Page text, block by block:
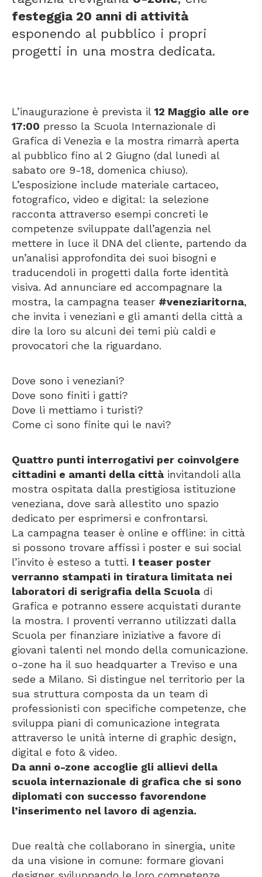
festeggia 20 anni di attività
esponendo al pubblico i propri
progetti in una mostra dedicata.
L’inaugurazione è prevista il 12 Maggio alle ore
17:00 presso la Scuola Internazionale di
Grafica di Venezia e la mostra rimarrà aperta
al pubblico fino al 2 Giugno (dal lunedì al
sabato ore 9-18, domenica chiuso).
L’esposizione include materiale cartaceo,
fotografico, video e digital: la selezione
racconta attraverso esempi concreti le
competenze sviluppate dall’agenzia nel
mettere in luce il DNA del cliente, partendo da
un’analisi approfondita dei suoi bisogni e
traducendoli in progetti dalla forte identità
visiva. Ad annunciare ed accompagnare la
mostra, la campagna teaser #veneziaritorna,
che invita i veneziani e gli amanti della città a
dire la loro su alcuni dei temi più caldi e
provocatori che la riguardano.
Dove sono i veneziani?
Dove sono finiti i gatti?
Dove li mettiamo i turisti?
Come ci sono finite qui le navi?
Quattro punti interrogativi per coinvolgere
cittadini e amanti della città invitandoli alla
mostra ospitata dalla prestigiosa istituzione
veneziana, dove sarà allestito uno spazio
dedicato per esprimersi e confrontarsi.
La campagna teaser è online e offline: in città
si possono trovare affissi i poster e sui social
l’invito è esteso a tutti. I teaser poster
verranno stampati in tiratura limitata nei
laboratori di serigrafia della Scuola di
Grafica e potranno essere acquistati durante
la mostra. I proventi verranno utilizzati dalla
Scuola per finanziare iniziative a favore di
giovani talenti nel mondo della comunicazione.
o-zone ha il suo headquarter a Treviso e una
sede a Milano. Si distingue nel territorio per la
sua struttura composta da un team di
professionisti con specifiche competenze, che
sviluppa piani di comunicazione integrata
attraverso le unità interne di graphic design,
digital e foto & video.
Da anni o-zone accoglie gli allievi della
scuola internazionale di grafica che si sono
diplomati con successo favorendone
l’inserimento nel lavoro di agenzia.
Due realtà che collaborano in sinergia, unite
da una visione in comune: formare giovani